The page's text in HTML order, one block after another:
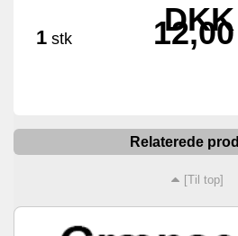
1 stk
DKK
12,00
Relaterede
[Til top]